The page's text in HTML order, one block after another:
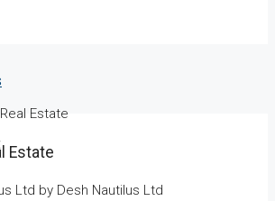
Estate
Estate
by Desh Nautilus Ltd